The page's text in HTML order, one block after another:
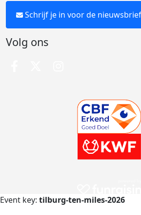
Schrijf je in voor de nieuwsbrief
Volg ons
Event key: tilburg-ten-miles-2026